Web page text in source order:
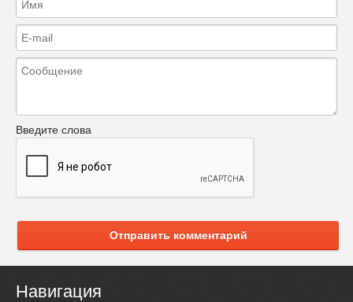
Введите слова
Отправить комментарий
Навигация